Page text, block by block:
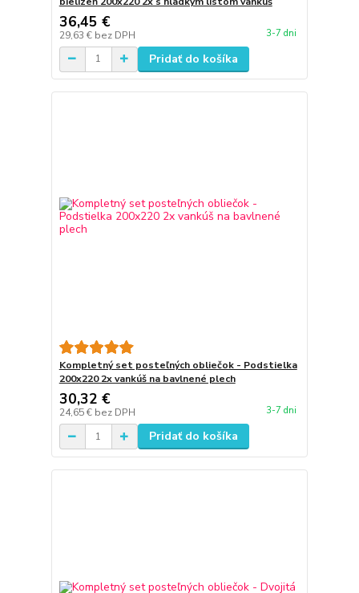
36,45 €
29,63 € bez DPH 3-7 dni
Pridať do košíka
Kompletný set posteľných obliečok - Podstielka
200x220 2x vankúš na bavlnené plech
30,32 €
24,65 € bez DPH 3-7 dni
Pridať do košíka